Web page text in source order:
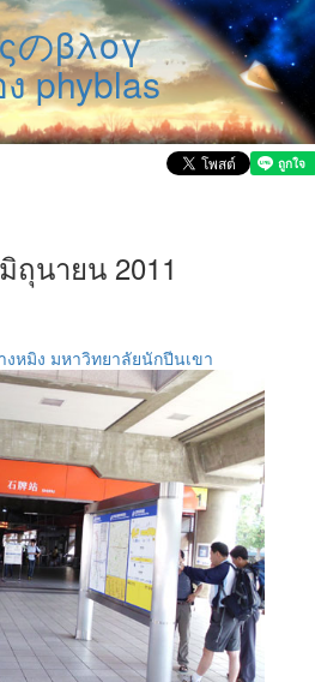
βλογ
phyblas
ถุนายน 2011
งหมิง มหาวิทยาลัยนักปีนเขา